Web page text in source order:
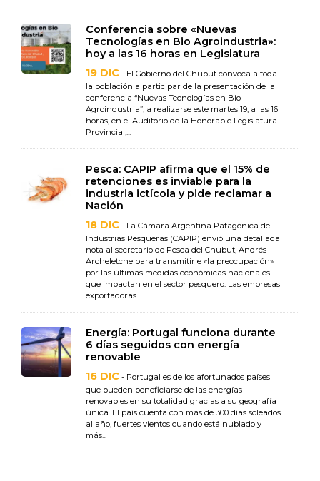
Conferencia sobre «Nuevas
Tecnologías en Bio Agroindustria»:
hoy a las 16 horas en Legislatura
19 DIC - El Gobierno del Chubut convoca a toda
la población a participar de la presentación de la
conferencia “Nuevas Tecnologías en Bio
Agroindustria”, a realizarse este martes 19, a las 16
horas, en el Auditorio de la Honorable Legislatura
Provincial,...
Pesca: CAPIP afirma que el 15% de
retenciones es inviable para la
industria ictícola y pide reclamar a
Nación
18 DIC - La Cámara Argentina Patagónica de
Industrias Pesqueras (CAPIP) envió una detallada
nota al secretario de Pesca del Chubut, Andrés
Archeletche para transmitirle «la preocupación»
por las últimas medidas económicas nacionales
que impactan en el sector pesquero. Las empresas
exportadoras...
Energía: Portugal funciona durante
6 días seguidos con energía
renovable
16 DIC - Portugal es de los afortunados países
que pueden beneficiarse de las energías
renovables en su totalidad gracias a su geografía
única. El país cuenta con más de 300 días soleados
al año, fuertes vientos cuando está nublado y
más...